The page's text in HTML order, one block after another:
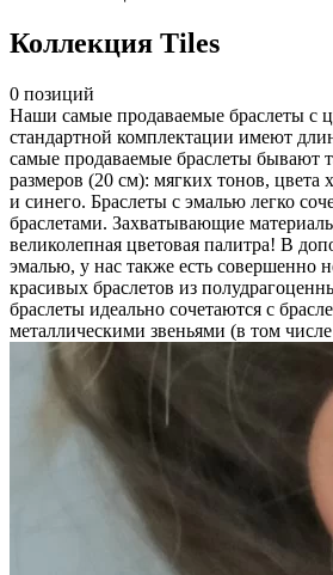
Коллекция Tiles
0 позиций
Наши самые продаваемые браслеты с
стандартной комплектации имеют
самые продаваемые браслеты бывают
размеров (20 см): мягких тонов, цвета
и синего. Браслеты с эмалью легко
браслетами. Захватывающие
великолепная цветовая палитра! В
эмалью, у нас также есть совершенно
красивых браслетов из
браслеты идеально сочетаются с
металлическими звеньями (в том числе